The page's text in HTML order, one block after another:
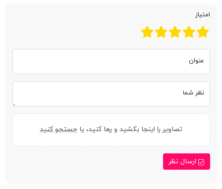
امتیاز
عنوان
نظر شما
تصاویر را اینجا بکشید و رها کنید، یا جستجو کنید
ارسال نظر